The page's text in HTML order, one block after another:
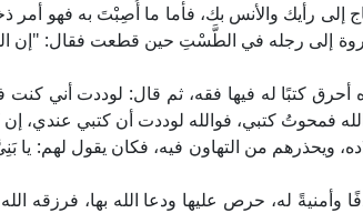
إلى رأيك والأنس بك، فأما ما أُصِبْتَ به فهو أمر
إلى رجله في الطَّسْتِ حين قطعت فقال: "إن
كتبًا له فيها فقه، ثم قال: لوددت أني كنت
الله فمحوتُ كتبي، فوالله لوددت أن كتبي عندي،
ويحذرهم من التهاون فيه، فكان يقول لهم: يا
وأمنيةً له، حرص عليها ودعا الله بها، فرزقه